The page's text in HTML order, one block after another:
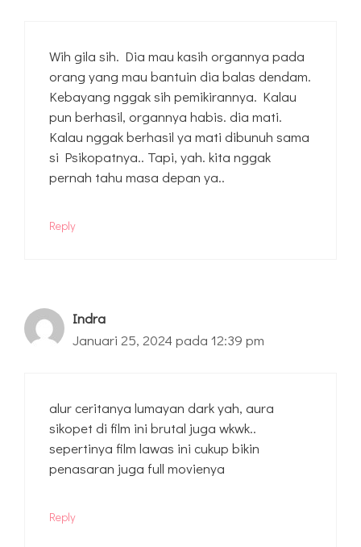
Wih gila sih. Dia mau kasih organnya pada
orang yang mau bantuin dia balas dendam.
Kebayang nggak sih pemikirannya. Kalau
pun berhasil, organnya habis. dia mati.
Kalau nggak berhasil ya mati dibunuh sama
si Psikopatnya.. Tapi, yah. kita nggak
pernah tahu masa depan ya..
Reply
Indra
Januari 25, 2024 pada 12:39 pm
alur ceritanya lumayan dark yah, aura
sikopet di film ini brutal juga wkwk..
sepertinya film lawas ini cukup bikin
penasaran juga full movienya
Reply